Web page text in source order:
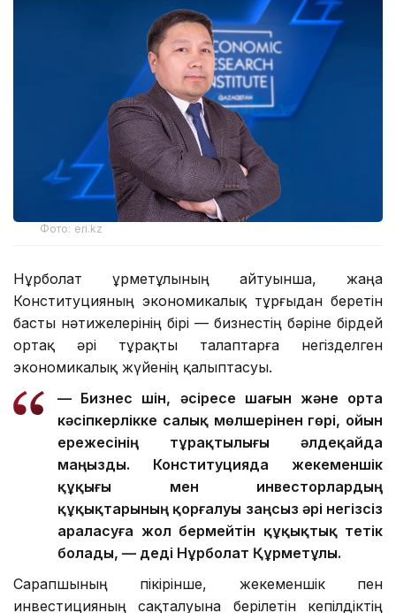
Фото: eri.kz
Нұрболат Құрметұлының айтуынша, жаңа
Конституцияның экономикалық тұрғыдан беретін
басты нәтижелерінің бірі — бизнестің бәріне бірдей
ортақ әрі тұрақты талаптарға негізделген
экономикалық жүйенің қалыптасуы.
— Бизнес үшін, әсіресе шағын және орта
кәсіпкерлікке салық мөлшерінен гөрі, ойын
ережесінің тұрақтылығы әлдеқайда
маңызды. Конституцияда жекеменшік
құқығы мен инвесторлардың
құқықтарының қорғалуы заңсыз әрі негізсіз
араласуға жол бермейтін құқықтық тетік
болады, — деді Нұрболат Құрметұлы.
Сарапшының пікірінше, жекеменшік пен
инвестицияның сақталуына берілетін кепілдіктің